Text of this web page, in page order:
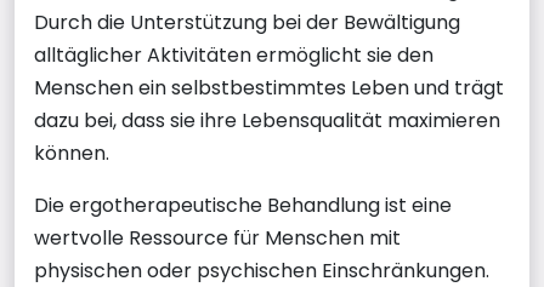
Durch die Unterstützung bei der Bewältigung
alltäglicher Aktivitäten ermöglicht sie den
Menschen ein selbstbestimmtes Leben und trägt
dazu bei, dass sie ihre Lebensqualität maximieren
können.
Die ergotherapeutische Behandlung ist eine
wertvolle Ressource für Menschen mit
physischen oder psychischen Einschränkungen.